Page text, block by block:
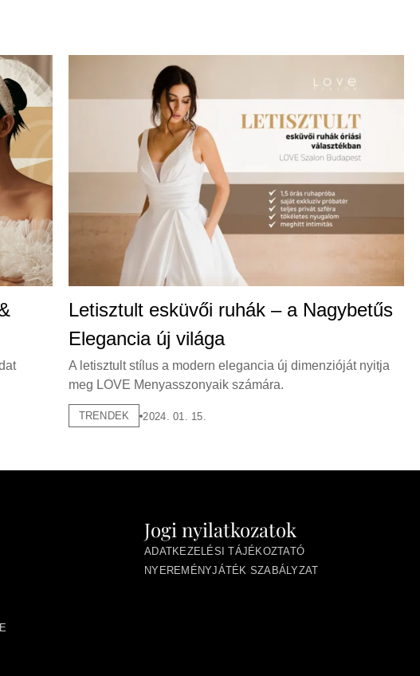
Letisztult esküvői ruhák – a Nagybetűs
Elegancia új világa
A letisztult stílus a modern elegancia új dimenzióját nyitja
meg LOVE Menyasszonyaik számára.
TRENDEK 2024. 01. 15.
Jogi nyilatkozatok
ADATKEZELÉSI TÁJÉKOZTATÓ
NYEREMÉNYJÁTÉK SZABÁLYZAT